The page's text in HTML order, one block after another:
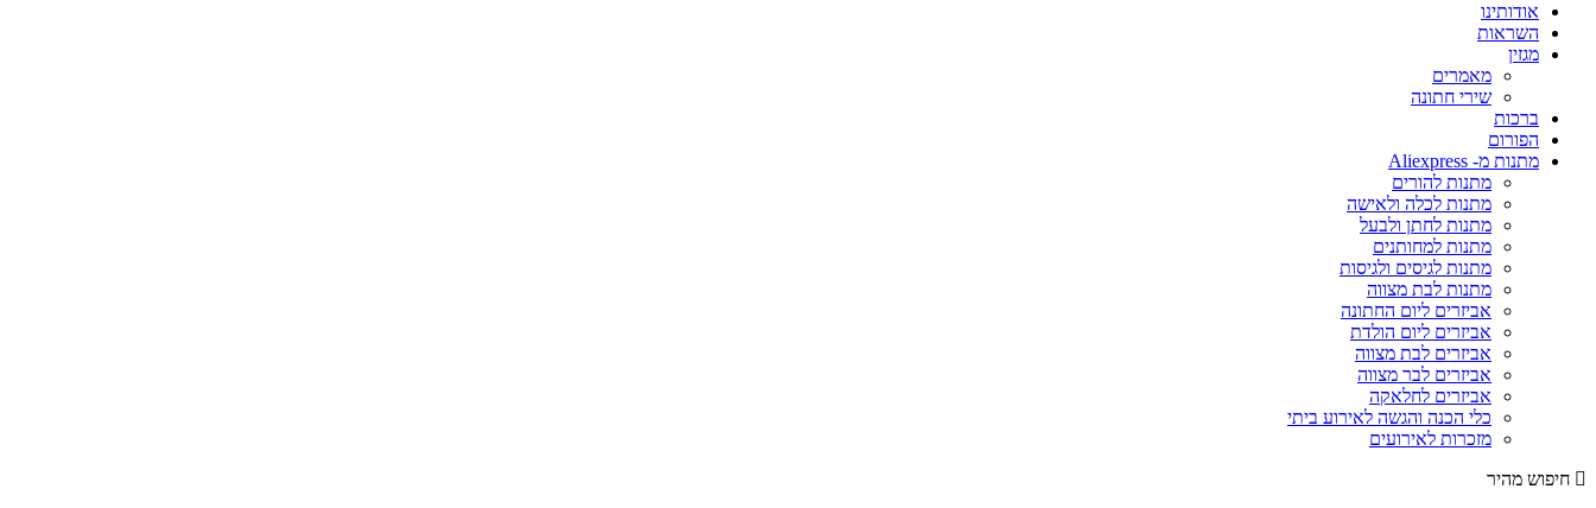
אודותינו
השראות
מגזין
מאמרים
שירי חתונה
ברכות
הפורום
מתנות מ- Aliexpress
מתנות להורים
מתנות לכלה ולאישה
מתנות לחתן ולבעל
מתנות למחותנים
מתנות לגיסים ולגיסות
מתנות לבת מצווה
אביזרים ליום החתונה
אביזרים ליום הולדת
אביזרים לבת מצווה
אביזרים לבר מצווה
אביזרים לחלאקה
כלי הכנה והגשה לאירוע ביתי
מזכרות לאירועים
חיפוש מהיר